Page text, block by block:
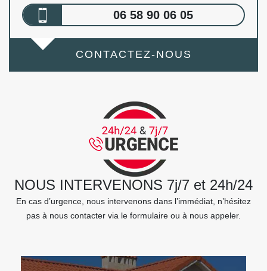
06 58 90 06 05
CONTACTEZ-NOUS
NOUS INTERVENONS 7j/7 et 24h/24
En cas d’urgence, nous intervenons dans l’immédiat, n’hésitez
pas à nous contacter via le formulaire ou à nous appeler.